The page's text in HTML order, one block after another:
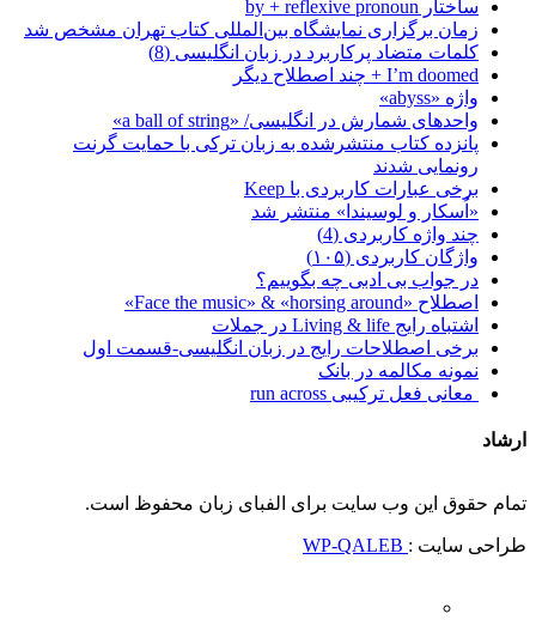
ساختار by + reflexive pronoun
زمان برگزاری نمایشگاه بین‌المللی کتاب تهران مشخص شد
کلمات متضاد پرکاربرد در زبان انگلیسی (8)
I’m doomed + چند اصطلاح دیگر
واژه «abyss»
واحدهای شمارش در انگلیسی/ «a ball of string»
پانزده کتاب منتشرشده به زبان ترکی با حمایت گرنت
رونمایی شدند
برخی عبارات کاربردی با Keep
«اُسکار و لوسیندا» منتشر شد
چند واژه کاربردی (4)
واژگان کاربردی (۱۰۵)
در جواب بی ادبی چه بگوییم؟
اصطلاح «Face the music» & «horsing around»
اشتباه رایج Living & life در جملات
برخی اصطلاحات رایج در زبان انگلیسی-قسمت اول
نمونه مکالمه در بانک
معانی فعل ترکیبی run across
ارشاد
تمام حقوق این وب سایت برای الفبای زبان محفوظ است.
طراحی سایت :